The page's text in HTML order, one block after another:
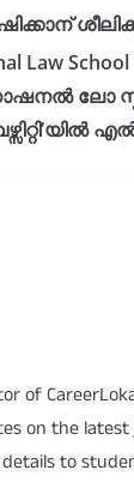
Law
ലോ
of
on the
to